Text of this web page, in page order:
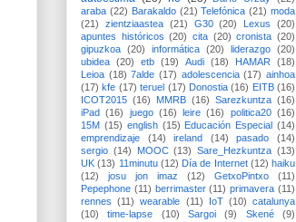
araba (22) Barakaldo (21) Telefónica (21) moda
(21)
zientziaastea (21) G30 (20) Lexus
(20)
apuntes históricos (20) cita (20) cronista (20)
gipuzkoa (20) informática (20) liderazgo (20)
ubidea (20) etb (19) Audi (18) HAMAR
(18)
Leioa (18) 7alde (17) adolescencia (17) ainhoa
(17) kfe (17) teruel (17) Donostia (16) EITB (16)
ICOT2015 (16) MMRB (16) Sarezkuntza (16)
iPad (16) juego (16) leire (16) politica20 (16)
15M (15) english (15) Educación Especial (14)
emprendizaje
(14) ireland (14) pasado
(14)
sergio (14) MOOC (13) Sare_Hezkuntza (13)
UK (13) 11minutu (12) Día de Internet (12) haiku
(12)
josu jon imaz (12) GetxoPintxo
(11)
Pepephone (11) berrimaster (11) primavera (11)
rennes (11) wearable (11) IoT (10) catalunya
(10)
time-lapse (10) Sargoi (9) Skené
(9)